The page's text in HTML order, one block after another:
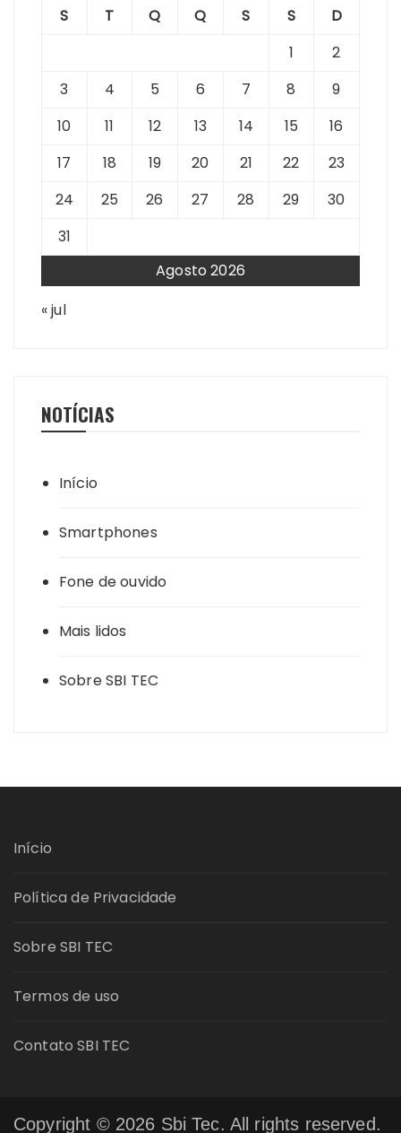
Agosto 2026
S T Q Q S S
D
1
2
3
4 5 6 7 8
9
10
11 12 13 14 15
16
17
18 19 20 21 22
23
24
25 26 27 28 29
30
31
« jul
NOTÍCIAS
Início
Smartphones
Fone de ouvido
Mais lidos
Sobre SBI TEC
Início
Política de Privacidade
Sobre SBI TEC
Termos de uso
Contato SBI TEC
Copyright © 2026 Sbi Tec. All rights reserved.